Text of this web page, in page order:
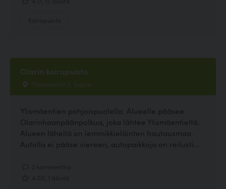
Olarin koirapuisto
Ylismäentie 2, Espoo
Ylismäentien pohjoispuolella. Alueelle pääsee
Olarinhaanpäänpolkua, joka lähtee Ylismäentieltä.
Alueen lähellä on lemmikkieläinten hautausmaa.
Autolla ei pääse viereen, autopaikkoja on reilusti...